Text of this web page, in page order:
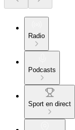
Radio
Podcasts
Sport en direct